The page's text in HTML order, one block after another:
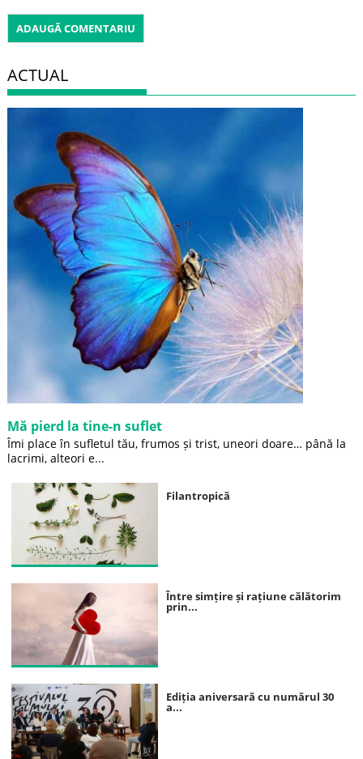
ACTUAL
Mă pierd la tine-n suflet
Îmi place în sufletul tău, frumos și trist, uneori doare… până la
lacrimi, alteori e...
Filantropică
Între simțire și rațiune călătorim
prin...
Ediția aniversară cu numărul 30
a...